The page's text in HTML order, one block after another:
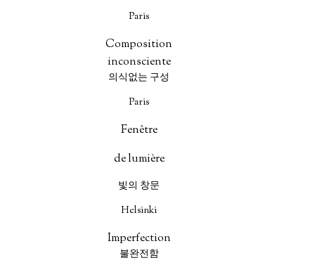
Paris
Composition
inconsciente
의식없는 구성
Paris
Fenêtre
de lumière
빛의 창문
Helsinki
Imperfection
불완전함